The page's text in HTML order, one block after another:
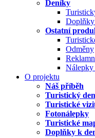
Deníky
Ostatní
Odměny
Nálepky
O projektu
Náš příběh
Turistický
Turistické
Fotonálepky
Turistické
Doplňky k